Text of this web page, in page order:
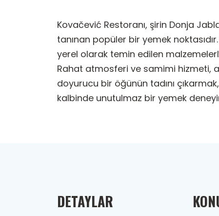
Kovačević Restoranı, şirin Donja
tanınan popüler bir yemek
yerel olarak temin edilen
Rahat atmosferi ve samimi hizmeti,
doyurucu bir öğünün tadını
kalbinde unutulmaz bir yemek
DETAYLAR